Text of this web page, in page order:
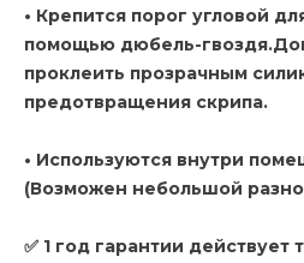
• Крепится порог угловой
помощью дюбель-
проклеить прозрачным
предотвращения скрипа.
• Используются внутри
(Возможен небольшой
✅ 1 год гарантии